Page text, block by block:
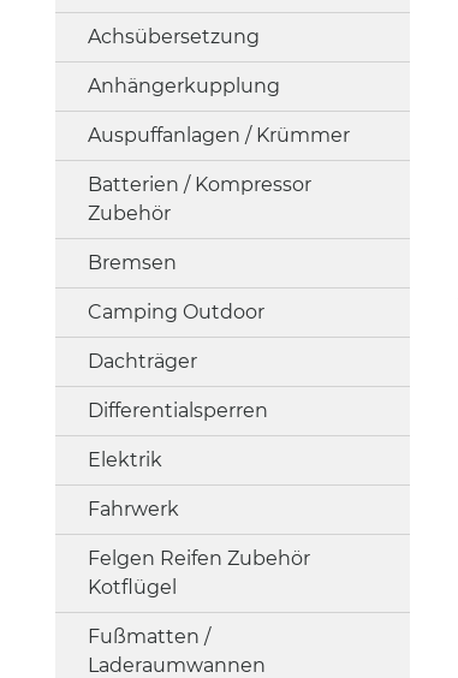
Achsübersetzung
Anhängerkupplung
Auspuffanlagen / Krümmer
Batterien / Kompressor
Zubehör
Bremsen
Camping Outdoor
Dachträger
Differentialsperren
Elektrik
Fahrwerk
Felgen Reifen Zubehör
Kotflügel
Fußmatten /
Laderaumwannen